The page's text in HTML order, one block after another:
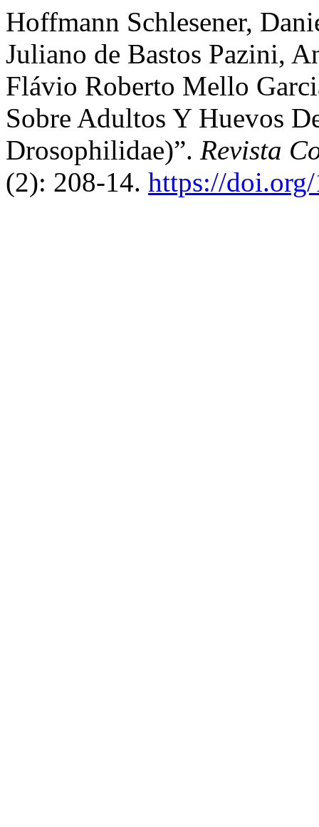
Hoffmann Schlesener,
Juliano de Bastos Pazini,
Flávio Roberto Mello
Sobre Adultos Y Huevos
Drosophilidae)”. Revista
(2): 208-14. https://